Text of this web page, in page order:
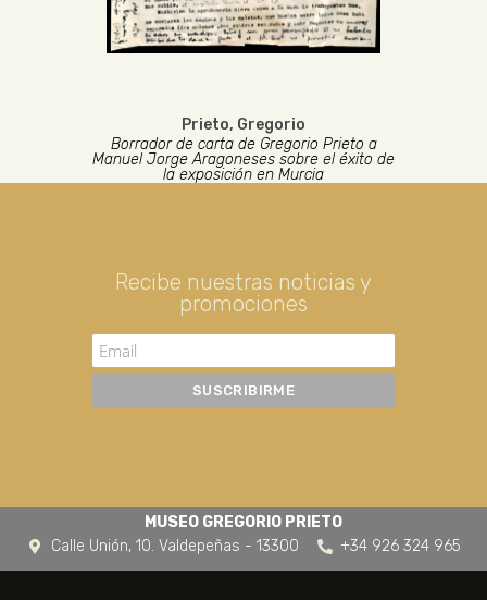
Prieto, Gregorio
Borrador de carta de Gregorio Prieto a
Manuel Jorge Aragoneses sobre el éxito de
la exposición en Murcia
Recibe nuestras noticias y
promociones
MUSEO GREGORIO PRIETO
Calle Unión, 10. Valdepeñas - 13300
+34 926 324 965